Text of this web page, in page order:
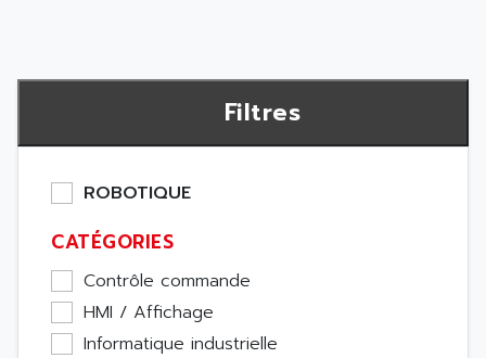
Filtres
ROBOTIQUE
CATÉGORIES
Contrôle commande
HMI / Affichage
Informatique industrielle